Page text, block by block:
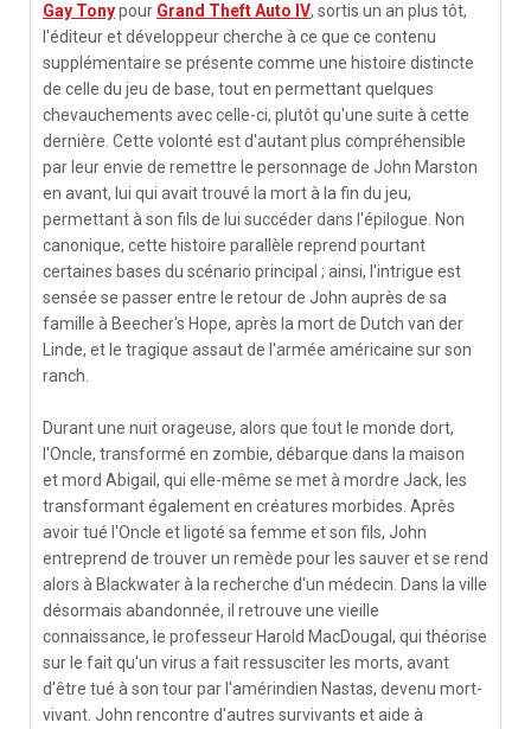
Gay Tonypour Grand Theft Auto IV, sortis un an plus tôt,
l'éditeur et développeur cherche à ce que ce contenu
supplémentaire se présente comme une histoire distincte
de celle du jeu de base, tout en permettant quelques
chevauchements avec celle-ci, plutôt qu'une suite à cette
dernière. Cette volonté est d'autant plus compréhensible
par leur envie de remettre le personnage de John Marston
en avant, lui qui avait trouvé la mort à la fin du jeu,
permettant à son fils de lui succéder dans l'épilogue. Non
canonique, cette histoire parallèle reprend pourtant
certaines bases du scénario principal ; ainsi, l'intrigue est
sensée se passer entre le retour de John auprès de sa
famille à Beecher's Hope, après la mort de Dutch van der
Linde, et le tragique assaut de l'armée américaine sur son
ranch.
Durant une nuit orageuse, alors que tout le monde dort,
l'Oncle, transformé en zombie, débarque dans la maison
et mord Abigail, qui elle-même se met à mordre Jack, les
transformant également en créatures morbides. Après
avoir tué l'Oncle et ligoté sa femme et son fils, John
entreprend de trouver un remède pour les sauver et se rend
alors à Blackwater à la recherche d'un médecin. Dans la ville
désormais abandonnée, il retrouve une vieille
connaissance, le professeur Harold MacDougal, qui théorise
sur le fait qu'un virus a fait ressusciter les morts, avant
d'être tué à son tour par l'amérindien Nastas, devenu mort-
vivant. John rencontre d'autres survivants et aide à